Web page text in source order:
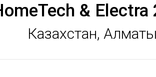
& Electra
Казахстан,